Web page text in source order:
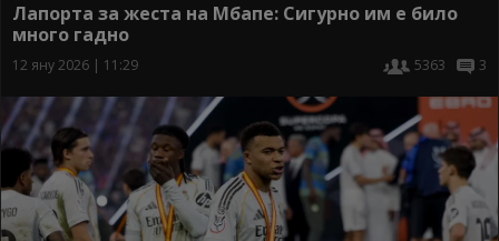
Лапорта за жеста на Мбапе: Сигурно им е било
много гадно
12 яну 2026 | 11:29 5363 3